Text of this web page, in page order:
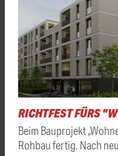
RICHTFEST FÜRS
Beim Bauprojekt
Rohbau fertig. Nach